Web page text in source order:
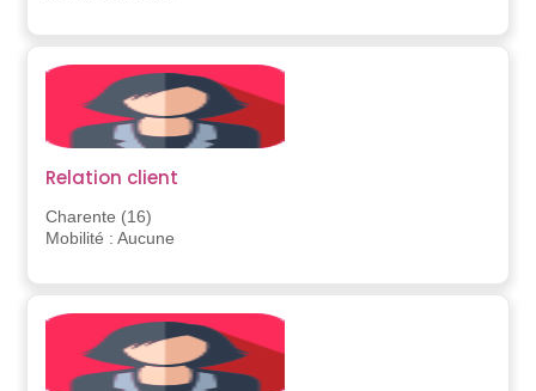
Relation client
Charente (16)
Mobilité : Aucune